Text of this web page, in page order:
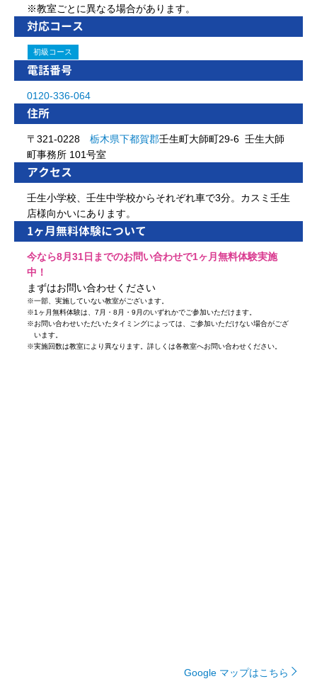
※教室ごとに異なる場合があります。
対応コース
初級コース
電話番号
0120-336-064
住所
〒321-0228 栃木県下都賀郡壬生町大師町29-6 壬生大師
町事務所 101号室
アクセス
壬生小学校、壬生中学校からそれぞれ車で3分。カスミ壬生
店様向かいにあります。
1ヶ月無料体験について
今なら8月31日までのお問い合わせで1ヶ月無料体験実施
中！
まずはお問い合わせください
※一部、実施していない教室がございます。
※1ヶ月無料体験は、7月・8月・9月のいずれかでご参加いただけます。
※お問い合わせいただいたタイミングによっては、ご参加いただけない場合がござ
います。
※実施回数は教室により異なります。詳しくは各教室へお問い合わせください。
Google マップはこちら